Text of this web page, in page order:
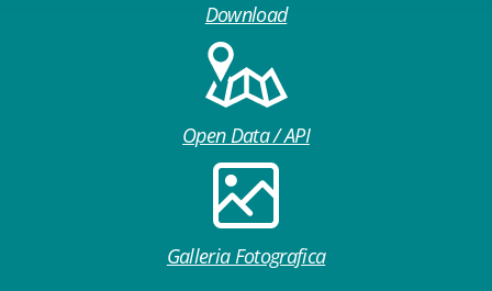
Download
Open Data / API
Galleria Fotografica